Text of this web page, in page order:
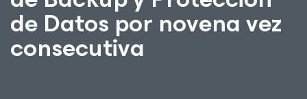
de Datos por novena vez
consecutiva